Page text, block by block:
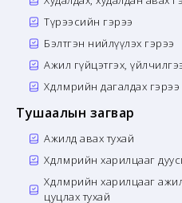
Түрээсийн гэрээ
Бэлтгэн нийлүүлэх гэрээ
Ажил гүйцэтгэх,
Хөдөлмөрийн дагалдах гэрээ
Тушаалын загвар
Ажилд авах тухай
Хөдөлмөрийн харилцааг
Хөдөлмөрийн харилцааг
цуцлах тухай